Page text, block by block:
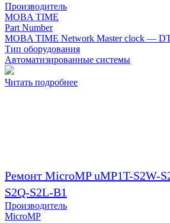
Производитель
MOBA TIME
Part Number
MOBA TIME Network Master clock —
Тип оборудования
Автоматизированные системы
Читать подробнее
Ремонт MicroMP uMP1T-S2W-
S2Q-S2L-B1
Производитель
MicroMP